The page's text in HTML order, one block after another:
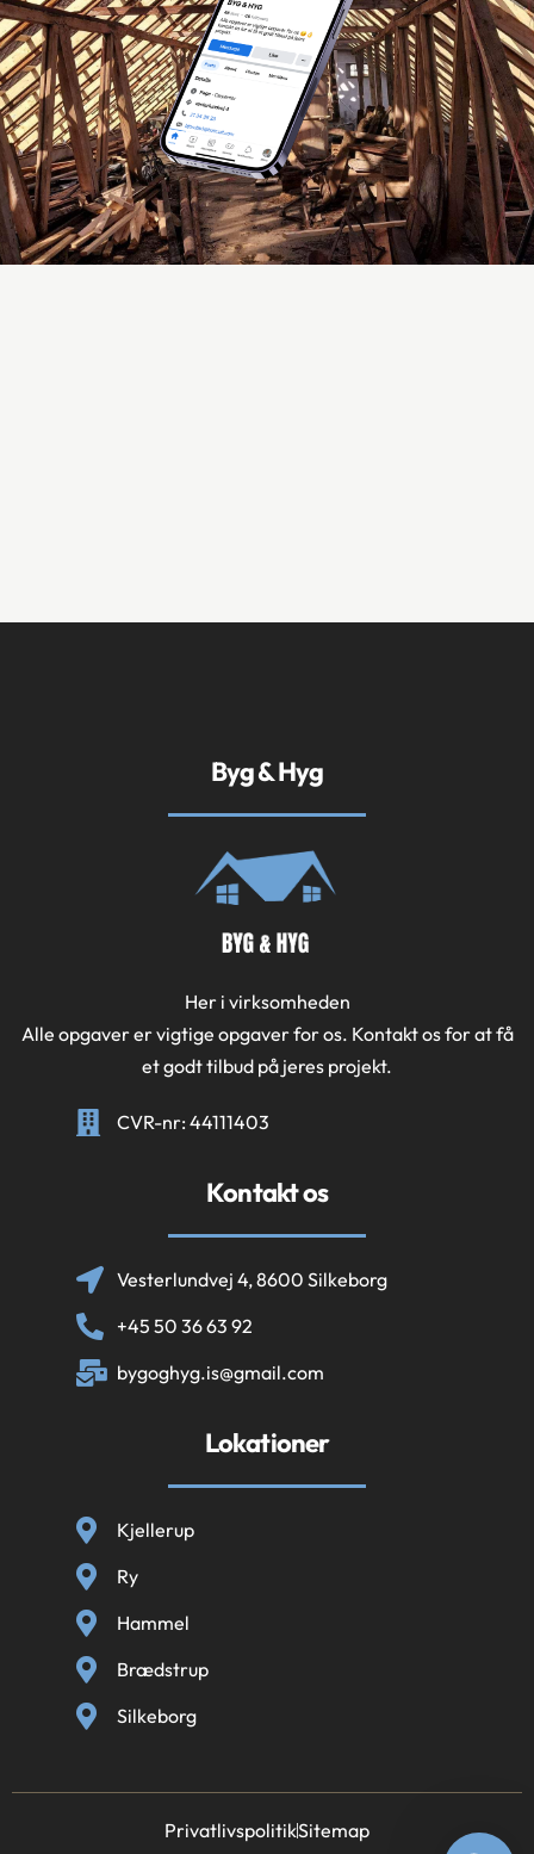
Byg & Hyg
Her i virksomheden
Alle opgaver er vigtige opgaver for os. Kontakt os for at få
et godt tilbud på jeres projekt.
CVR-nr: 44111403
Kontakt os
Vesterlundvej 4, 8600 Silkeborg
+45 50 36 63 92
bygoghyg.is@gmail.com
Lokationer
Kjellerup
Ry
Hammel
Brædstrup
Silkeborg
PrivatlivspolitikSitemap